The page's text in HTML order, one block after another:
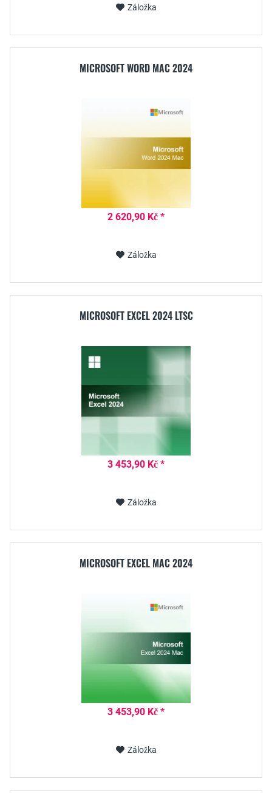
Záložka
MICROSOFT WORD MAC 2024
2 620,90 Kč *
Záložka
MICROSOFT EXCEL 2024 LTSC
3 453,90 Kč *
Záložka
MICROSOFT EXCEL MAC 2024
3 453,90 Kč *
Záložka